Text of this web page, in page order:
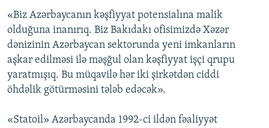
«Biz Azərbaycanın kəşfiyyat potensialına malik
olduğuna inanırıq. Biz Bakıdakı ofisimizdə Xəzər
dənizinin Azərbaycan sektorunda yeni imkanların
aşkar edilməsi ilə məşğul olan kəşfiyyat işçi qrupu
yaratmışıq. Bu müqavilə hər iki şirkətdən ciddi
öhdəlik götürməsini tələb edəcək».
«Statoil» Azərbaycanda 1992-ci ildən fəaliyyət